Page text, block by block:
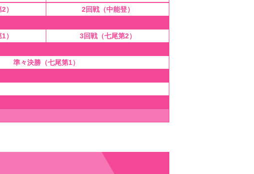
） 2回戦（中能登）
） 3回戦（七尾第2）
準々決勝（七尾第1）